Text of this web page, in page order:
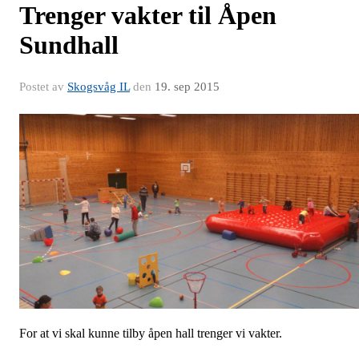
Trenger vakter til Åpen
Sundhall
Postet av Skogsvåg ILden 19. sep 2015
For at vi skal kunne tilby åpen hall trenger vi vakter.